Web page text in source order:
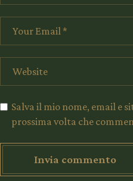
Salva il mio nome, email e
prossima volta che
Invia commento